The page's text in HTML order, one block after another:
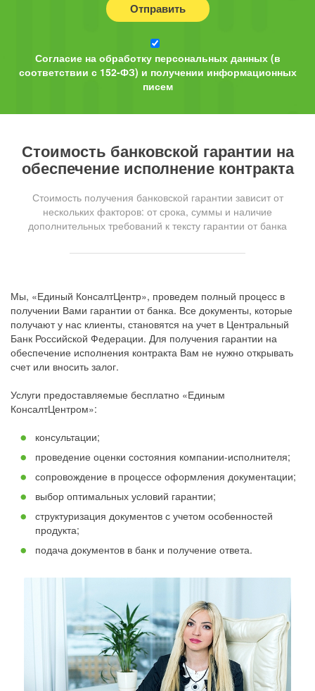
Отправить
Согласие на обработку персональных данных (в
соответствии с 152-ФЗ) и получении информационных
писем
Стоимость банковской гарантии на
обеспечение исполнение контракта
Стоимость получения банковской гарантии зависит от
нескольких факторов: от срока, суммы и наличие
дополнительных требований к тексту гарантии от банка
Мы, «Единый КонсалтЦентр», проведем полный процесс в
получении Вами гарантии от банка. Все документы, которые
получают у нас клиенты, становятся на учет в Центральный
Банк Российской Федерации. Для получения гарантии на
обеспечение исполнения контракта Вам не нужно открывать
счет или вносить залог.
Услуги предоставляемые бесплатно «Единым
КонсалтЦентром»:
консультации;
проведение оценки состояния компании-исполнителя;
сопровождение в процессе оформления документации;
выбор оптимальных условий гарантии;
структуризация документов с учетом особенностей
продукта;
подача документов в банк и получение ответа.